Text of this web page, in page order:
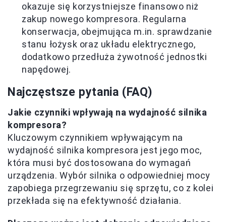
okazuje się korzystniejsze finansowo niż
zakup nowego kompresora. Regularna
konserwacja, obejmująca m.in. sprawdzanie
stanu łożysk oraz układu elektrycznego,
dodatkowo przedłuża żywotność jednostki
napędowej.
Najczęstsze pytania (FAQ)
Jakie czynniki wpływają na wydajność silnika
kompresora?
Kluczowym czynnikiem wpływającym na
wydajność silnika kompresora jest jego moc,
która musi być dostosowana do wymagań
urządzenia. Wybór silnika o odpowiedniej mocy
zapobiega przegrzewaniu się sprzętu, co z kolei
przekłada się na efektywność działania.